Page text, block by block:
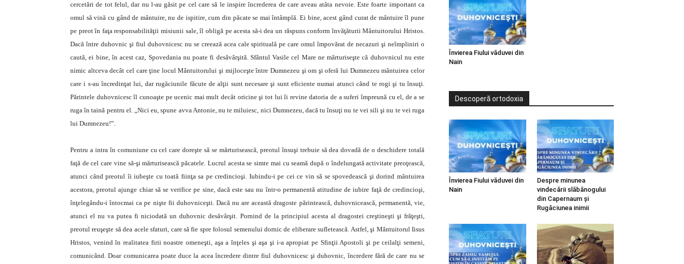
cercetări de tot felul, dar nu l-au găsit pe cel care să le inspire încrederea de care aveau atâta nevoie. Este foarte important ca
omul să vină cu gând de mântuire, nu de ispitire, cum din păcate se mai întâmplă. Ei bine, acest gând curat de mântuire îl pune
pe preot în faţa responsabilităţii misiunii sale, îl obligă pe acesta să-i dea un răspuns conform învăţăturii Mântuitorului Hristos.
Dacă între duhovnic şi fiul duhovnicesc nu se creează acea cale spirituală pe care omul împovărat de necazuri şi neîmpliniri o
caută, ei bine, în acest caz, Spovedania nu poate fi desăvârşită. Sfântul Vasile cel Mare ne mărturiseşte că duhovnicul nu este
nimic altceva decât cel care ţine locul Mântuitorului şi mijloceşte între Dumnezeu şi om şi oferă lui Dumnezeu mântuirea celor
care i s-au încredinţat lui, dar rugăciunile făcute de alţii sunt necesare şi sunt eficiente numai atunci când te rogi şi tu însuţi.
Părintele duhovnicesc îl cunoaşte pe ucenic mai mult decât oricine şi tot lui îi revine datoria de a suferi împreună cu el, de a se
ruga în taină pentru el. „Nici eu, spune avva Antonie, nu te miluiesc, nici Dumnezeu, dacă tu însuţi nu te vei sili şi nu te vei ruga
lui Dumnezeu!”.
Pentru a intra în comuniune cu cel care doreşte să se mărturisească, preotul însuşi trebuie să dea dovadă de o deschidere totală
faţă de cel care vine să-şi mărturisească păcatele. Lucrul acesta se simte mai cu seamă după o îndelungată activitate preoţească,
atunci când preotul îi iubeşte cu toată fiinţa sa pe credincioşi. Iubindu-i pe cei ce vin să se spovedească şi dorind mântuirea
acestora, preotul ajunge chiar să se verifice pe sine, dacă este sau nu într-o permanentă atitudine de iubire faţă de credincioşi,
înţelegându-i întocmai ca pe nişte fii duhovniceşti. Dacă nu are această dragoste părintească, duhovnicească, permanentă, vie,
atunci el nu va putea fi niciodată un duhovnic desăvârşit. Pornind de la principiul acesta al dragostei creştineşti şi frăţeşti,
preotul reuşeşte să dea acele sfaturi, care să fie spre folosul semenului dornic de eliberare sufletească. Astfel, şi Mântuitorul Iisus
Hristos, venind în realitatea firii noastre omeneşti, aşa a înţeles şi aşa şi i-a apropiat pe Sfinţii Apostoli şi pe ceilalţi semeni,
comunicând. Doar comunicarea poate duce la acea încredere dintre fiul duhovnicesc şi duhovnic, încredere fără de care nu se
Învierea Fiului văduvei din
Nain
Descoperă ortodoxia
Învierea Fiului văduvei din
Nain
Despre minunea
vindecării slăbănogului
din Capernaum și
Rugăciunea inimii